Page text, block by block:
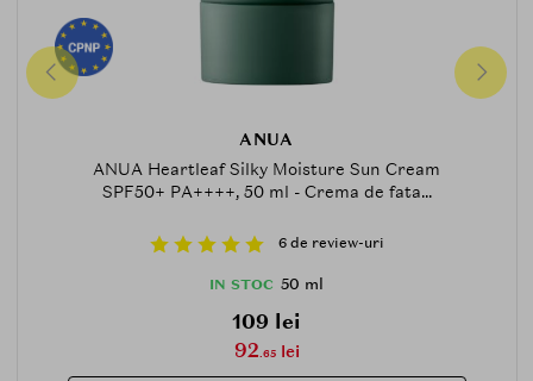
ANUA
ANUA Heartleaf Silky Moisture Sun Cream
SPF50+ PA++++, 50 ml - Crema de fata...
6 de review-uri
IN STOC 50 ml
109 lei
92.65lei